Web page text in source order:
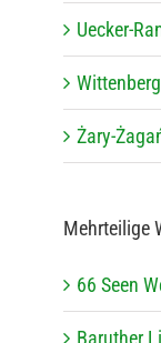
Uecker-
Żary-
Mehr­tei­lige
66 Seen
Baru­ther